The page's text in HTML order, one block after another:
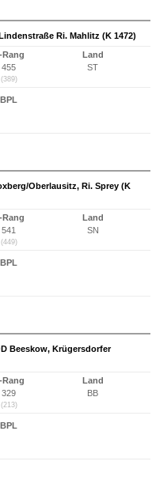
Ri. Mahlitz (K 1472)
Rang
455
(389)
Land
ST
BPL
Oberlausitz, Ri. Sprey (K
Rang
541
(449)
Land
SN
BPL
Beeskow, Krügersdorfer
Rang
329
(213)
Land
BB
BPL